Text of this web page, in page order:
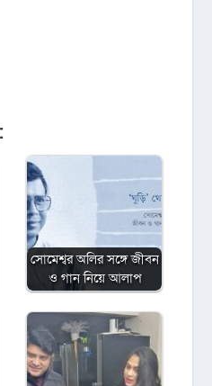
সোমেশ্বর অলির সঙ্গে জীবন
ও গান নিয়ে আলাপ